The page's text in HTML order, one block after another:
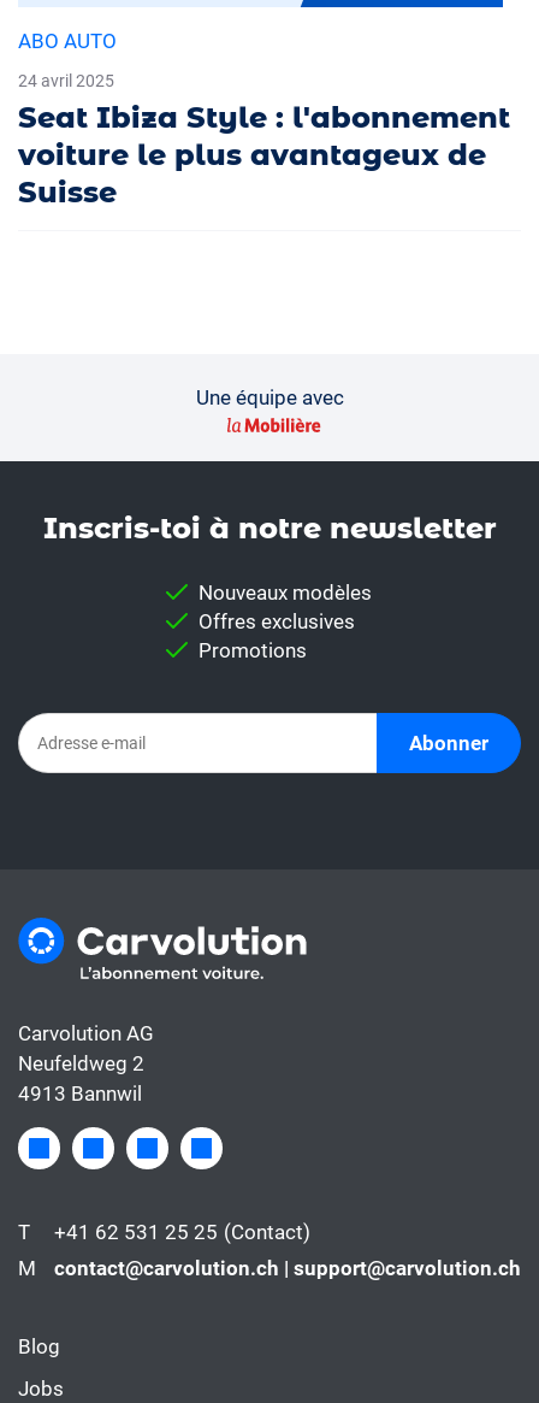
ABO AUTO
24 avril 2025
Seat Ibiza Style : l'abonnement
voiture le plus avantageux de
Suisse
Une équipe avec
Inscris-toi à notre news­letter
Nouveaux modèles
Offres exclusives
Promotions
Abonner
Carvolution AG
Neufeldweg 2
4913 Bannwil
T +41 62 531 25 25 (Contact)
M
contact@carvolution.ch | support@carvolution.ch
Blog
Jobs